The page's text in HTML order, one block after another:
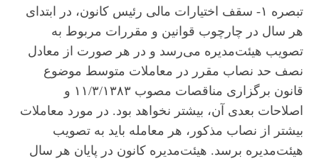
تبصره ۱- سقف اختیارات مالی رئیس کانون، در ابتدای
هر سال در چارچوب قوانین و مقررات مربوط به
تصویب هیئت‌مدیره می‌رسد و در هر صورت از معادل
نصف حد نصاب مقرر در معاملات متوسط موضوع
قانون برگزاری مناقصات مصوب ۱۱/۳/۱۳۸۳ و
اصلاحات بعدی آن، بیشتر نخواهد بود. در مورد معاملات
بیشتر از نصاب مذکور، هر معامله باید به تصویب
هیئت‌مدیره برسد. هیئت‌مدیره کانون در پایان هر سال